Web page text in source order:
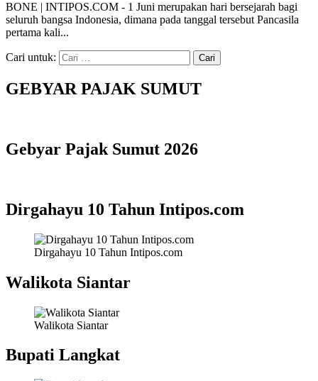
BONE | INTIPOS.COM - 1 Juni merupakan hari bersejarah bagi
seluruh bangsa Indonesia, dimana pada tanggal tersebut Pancasila
pertama kali...
Cari untuk:
GEBYAR PAJAK SUMUT
Gebyar Pajak Sumut 2026
Dirgahayu 10 Tahun Intipos.com
Dirgahayu 10 Tahun Intipos.com
Walikota Siantar
Walikota Siantar
Bupati Langkat